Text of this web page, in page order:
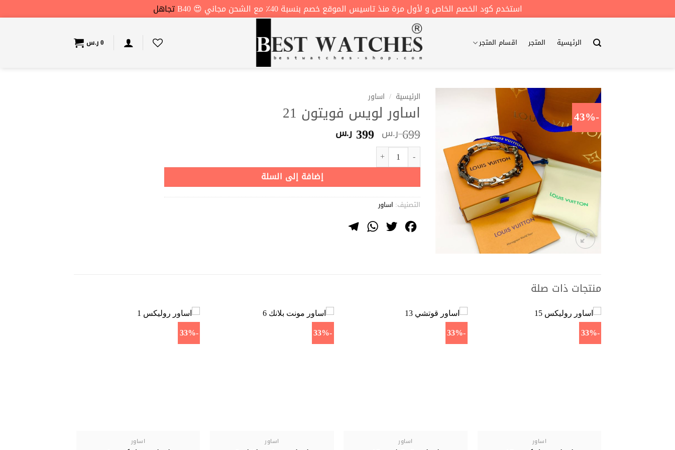
استخدم كود الخصم الخاص و لأول مرة منذ تاسيس الموقع خصم بنسبة 40٪ مع الشحن مجاني 😍 B40
تجاهل
الرئيسية المتجر اقسام المتجر 0ر.س
-43%
الرئيسية / اساور
اساور لويس فويتون 21
699 ر.س السعر
الأصلي
699 ر.س.
399 ر.س
399 ر.س.
كمية اساور لويس فويتون 21
إضافة إلى السلة
التصنيف: اساور
Facebook
Twitter
WhatsApp
منتجات ذات صلة
-33%
اساور
-33%
اساور
-33%
اساور
-33%
اساور